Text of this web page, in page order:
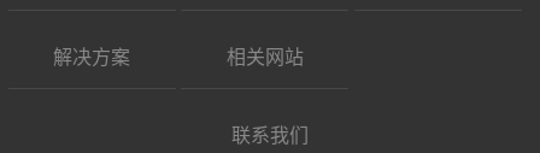
解决方案 相关网站
联系我们